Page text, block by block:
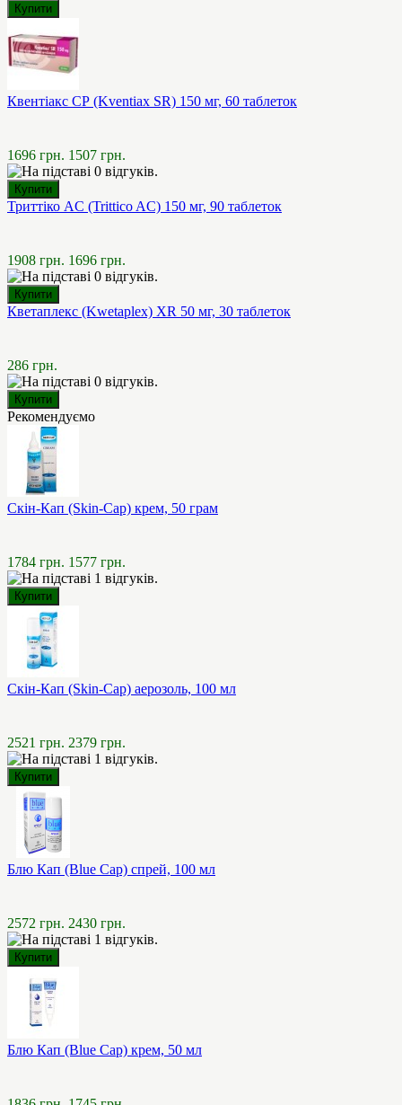
Квентіакс СР (Kventiax SR) 150 мг, 60 таблеток
1696 грн. 1507 грн.
Триттіко AC (Trittico AC) 150 мг, 90 таблеток
1908 грн. 1696 грн.
Кветаплекс (Kwetaplex) XR 50 мг, 30 таблеток
286 грн.
Рекомендуємо
Скін-Кап (Skin-Cap) крем, 50 грам
1784 грн. 1577 грн.
Скін-Кап (Skin-Cap) аерозоль, 100 мл
2521 грн. 2379 грн.
Блю Кап (Blue Cap) спрей, 100 мл
2572 грн. 2430 грн.
Блю Кап (Blue Cap) крем, 50 мл